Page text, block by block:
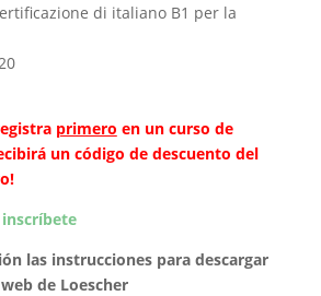
di italiano B1 per la
primero en un curso de
un código de descuento del
inscríbete
las instrucciones para descargar
de Loescher